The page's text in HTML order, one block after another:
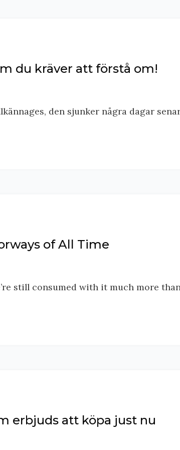
du kräver att förstå om!
den sjunker några dagar
of All Time
still consumed with it much more
erbjuds att köpa just nu